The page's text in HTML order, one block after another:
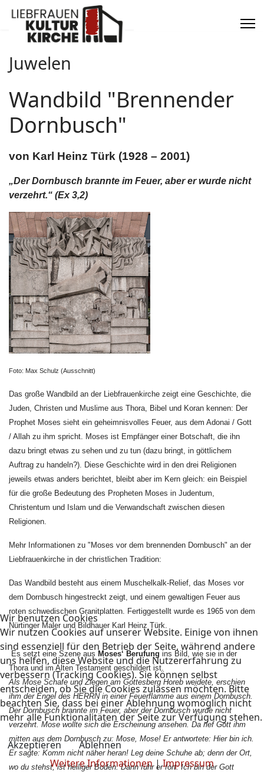
Juwelen
Wandbild "Brennender
Dornbusch"
von Karl Heinz Türk (1928 – 2001)
„Der Dornbusch brannte im Feuer, aber er wurde nicht
verzehrt.“ (Ex 3,2)
Foto: Max Schulz (Ausschnitt)
Das große Wandbild an der Liebfrauenkirche zeigt eine Geschichte, die
Juden, Christen und Muslime aus Thora, Bibel und Koran kennen: Der
Prophet Moses sieht ein geheimnisvolles Feuer, aus dem Adonai / Gott
/ Allah zu ihm spricht. Moses ist Empfänger einer Botschaft, die ihn
dazu bringt etwas zu sehen und zu tun (dazu bringt, in göttlichem
Auftrag zu handeln?). Diese Geschichte wird in den drei Religionen
jeweils etwas anders berichtet, bleibt aber im Kern gleich: ein Beispiel
für die große Bedeutung des Propheten Moses in Judentum,
Christentum und Islam und die Verwandschaft zwischen diesen
Religionen.
Mehr Informationen zu "Moses vor dem brennenden Dornbusch" an der
Liebfrauenkirche in der christlichen Tradition:
Das Wandbild besteht aus einem Muschelkalk-Relief, das Moses vor
dem Dornbusch hingestreckt zeigt, und einem gewaltigen Feuer aus
roten schwedischen Granitplatten. Fertiggestellt wurde es 1965 von dem
Nürtinger Maler und Bildhauer Karl Heinz Türk.
Es setzt eine Szene aus Moses‘ Berufung ins Bild, wie sie in der
Thora und im Alten Testament geschildert ist.
Als Mose Schafe und Ziegen am Gottesberg Horeb weidete, erschien
ihm der Engel des HERRN in einer Feuerflamme aus einem Dornbusch.
Der Dornbusch brannte im Feuer, aber der Dornbusch wurde nicht
verzehrt. Mose wollte sich die Erscheinung ansehen. Da rief Gott ihm
mitten aus dem Dornbusch zu: Mose, Mose! Er antwortete: Hier bin ich.
Er sagte: Komm nicht näher heran! Leg deine Schuhe ab; denn der Ort,
wo du stehst, ist heiliger Boden. Dann fuhr er fort: Ich bin der Gott
Wir benutzen Cookies
Wir nutzen Cookies auf unserer Website. Einige von ihnen
sind essenziell für den Betrieb der Seite, während andere
uns helfen, diese Website und die Nutzererfahrung zu
verbessern (Tracking Cookies). Sie können selbst
entscheiden, ob Sie die Cookies zulassen möchten. Bitte
beachten Sie, dass bei einer Ablehnung womöglich nicht
mehr alle Funktionalitäten der Seite zur Verfügung stehen.
Akzeptieren
Ablehnen
Weitere Informationen|Impressum